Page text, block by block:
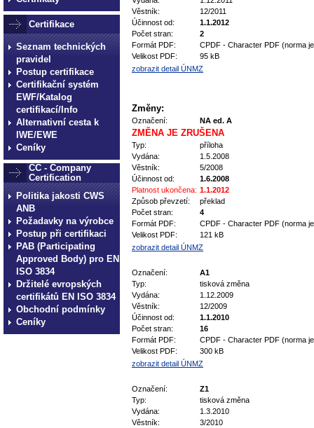
Certifikace
Seznam technických
pravidel
Postup certifikace
Certifikační systém
EWF/Katalog
certifikací/Info
Alternativní cesta k
IWE/EWE
Ceníky
CC - Company
Certification
Politika jakosti CWS
ANB
Požadavky na výrobce
Postup při certifikaci
PAB (Participating
Approved Body) pro EN
ISO 3834
Držitelé evropských
certifikátů EN ISO 3834
Obchodní podmínky
Ceníky
Věstník:
12/2011
Účinnost od:
1.1.2012
Počet stran:
2
Formát PDF:
CPDF - Character PDF (norma
Velikost PDF:
95 kB
zobrazit detail ÚNMZ
Změny:
Označení: NA ed. A
ZMĚNA JE ZRUŠENA
Typ:
příloha
Vydána:
1.5.2008
Věstník:
5/2008
Účinnost od:
1.6.2008
Platnost ukončena: 1.1.2012
Způsob převzetí:
překlad
Počet stran:
4
Formát PDF:
CPDF - Character PDF (norma
Velikost PDF:
121 kB
zobrazit detail ÚNMZ
Označení:
A1
Typ:
tisková změna
Vydána:
1.12.2009
Věstník:
12/2009
Účinnost od:
1.1.2010
Počet stran:
16
Formát PDF:
CPDF - Character PDF (norma
Velikost PDF:
300 kB
zobrazit detail ÚNMZ
Označení:
Z1
Typ:
tisková změna
Vydána:
1.3.2010
Věstník:
3/2010